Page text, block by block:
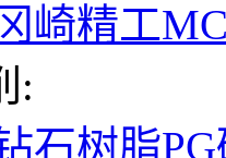
崎精工
:
石树脂